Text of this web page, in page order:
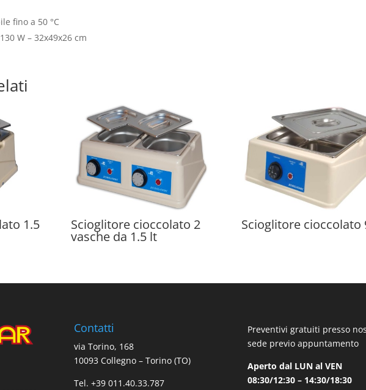
fino a 50 °C
W – 32x49x26 cm
1.5 Scioglitore cioccolato 2
vasche da 1.5 lt
Scioglitore cioccolato
Contatti
via Torino, 168
10093 Collegno – Torino (TO)
Tel. +39 011.40.33.787
Preventivi gratuiti presso
sede previo appuntamento
Aperto dal LUN al VEN
08:30/12:30 – 14:30/18:30